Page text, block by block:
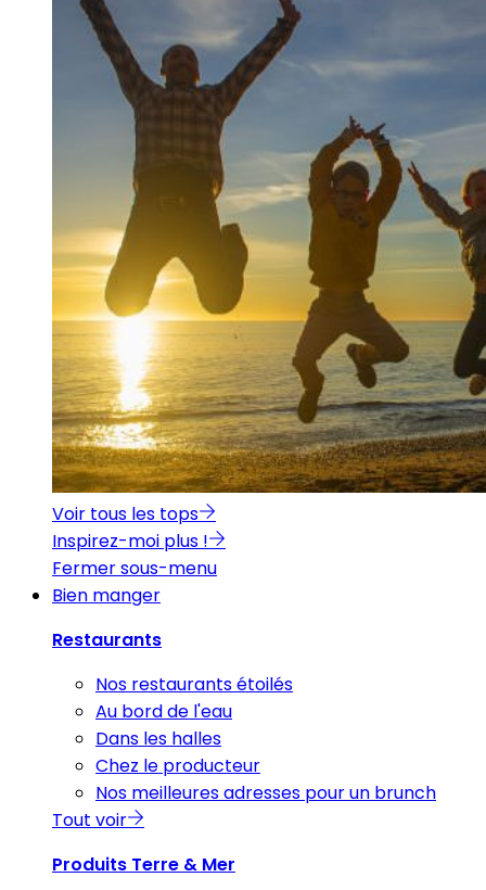
Voir tous les tops
Inspirez-moi plus !
Fermer sous-menu
Bien manger
Restaurants
Nos restaurants étoilés
Au bord de l'eau
Dans les halles
Chez le producteur
Nos meilleures adresses pour un brunch
Tout voir
Produits Terre & Mer